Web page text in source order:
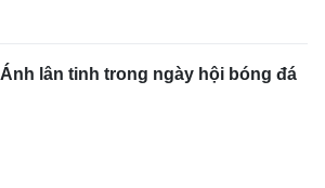
Ánh lân tinh trong ngày hội bóng đá